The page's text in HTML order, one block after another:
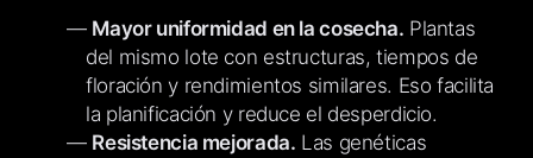
Mayor uniformidad en la cosecha. Plantas
del mismo lote con estructuras, tiempos de
floración y rendimientos similares. Eso facilita
la planificación y reduce el desperdicio.
Resistencia mejorada. Las genéticas